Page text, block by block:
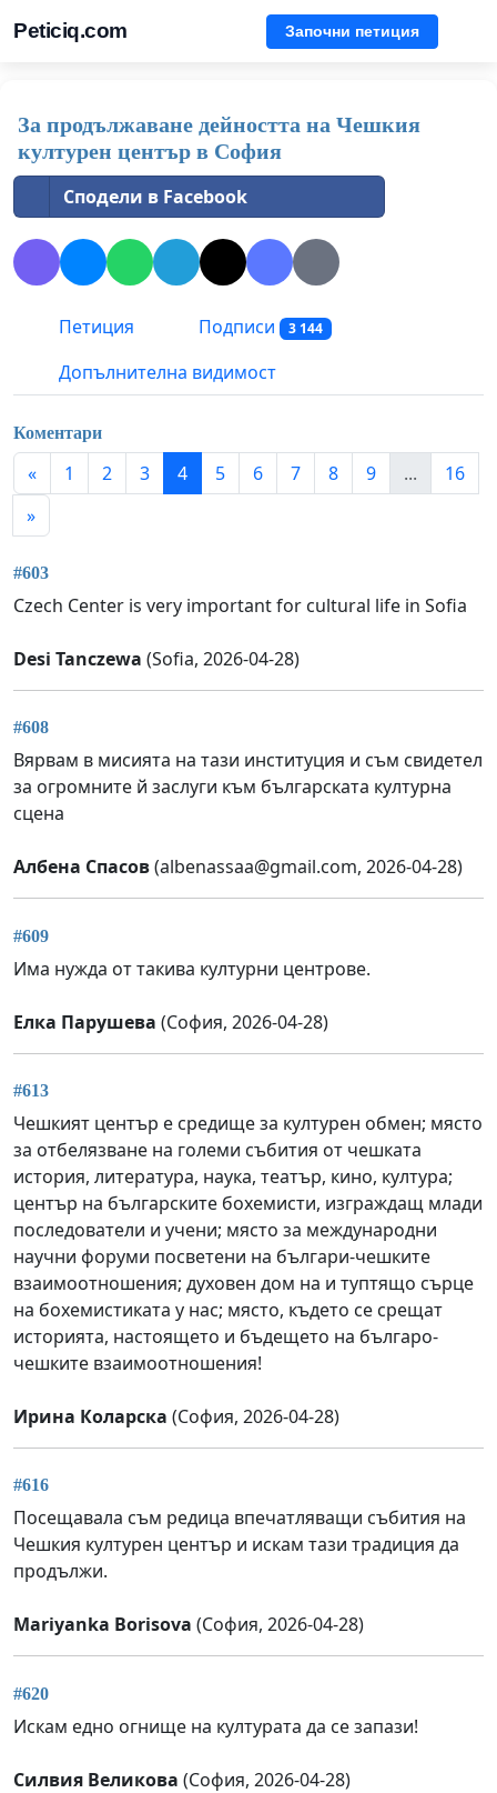
Peticiq.com Започни петиция
За продължаване дейността на Чешкия
културен център в София
Сподели в Facebook
Петиция Подписи 3 144
Допълнителна видимост
Коментари
« 1 2 3 4 5 6 7 8 9 ...
16
»
#603
Czech Center is very important for cultural life in Sofia
Desi Tanczewa (Sofia, 2026-04-28)
#608
Вярвам в мисията на тази институция и съм свидетел
за огромните й заслуги към българската културна
сцена
Албена Спасов(albenassaa@gmail.com, 2026-04-28)
#609
Има нужда от такива културни центрове.
Елка Парушева (София, 2026-04-28)
#613
Чешкият център е средище за културен обмен; място
за отбелязване на големи събития от чешката
история, литература, наука, театър, кино, култура;
център на българските бохемисти, изграждащ млади
последователи и учени; място за международни
научни форуми посветени на българи-чешките
взаимоотношения; духовен дом на и туптящо сърце
на бохемистиката у нас; място, където се срещат
историята, настоящето и бъдещето на българо-
чешките взаимоотношения!
Ирина Коларска (София, 2026-04-28)
#616
Посещавала съм редица впечатляващи събития на
Чешкия културен център и искам тази традиция да
продължи.
Mariyanka Borisova (София, 2026-04-28)
#620
Искам едно огнище на културата да се запази!
Силвия Великова (София, 2026-04-28)